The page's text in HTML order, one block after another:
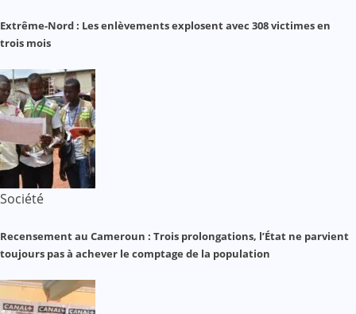
Extrême-Nord : Les enlèvements explosent avec 308 victimes en
trois mois
Société
Recensement au Cameroun : Trois prolongations, l’État ne parvient
toujours pas à achever le comptage de la population